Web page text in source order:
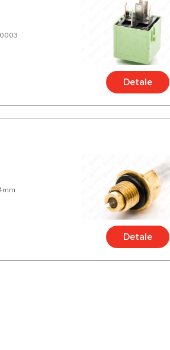
Detale
Detale